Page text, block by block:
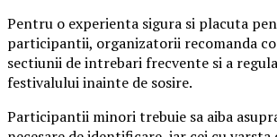
Pentru o experienta sigura si placuta
participantii, organizatorii recomanda
sectiunii de intrebari frecvente si a
festivalului inainte de sosire.
Participantii minori trebuie sa aiba